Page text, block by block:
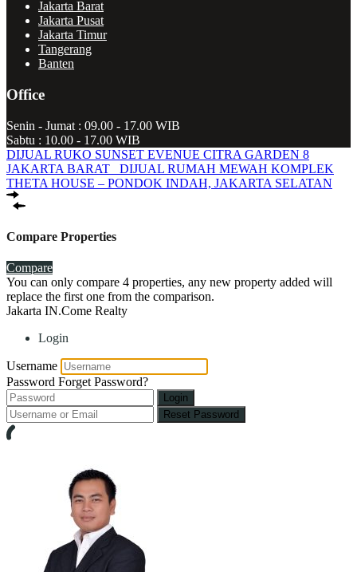
Jakarta Barat
Jakarta Pusat
Jakarta Timur
Tangerang
Banten
Office
Senin - Jumat : 09.00 - 17.00 WIB
Sabtu : 10.00 - 17.00 WIB
DIJUAL RUKO SUNSET EVENUE CITRA GARDEN 8
JAKARTA BARAT
DIJUAL RUMAH MEWAH KOMPLEK
THETA HOUSE – PONDOK INDAH, JAKARTA SELATAN
Compare Properties
Compare
You can only compare 4 properties, any new property added will
replace the first one from the comparison.
Jakarta IN.Come Realty
Login
Username
Password Forget Password?
Login
Reset Password